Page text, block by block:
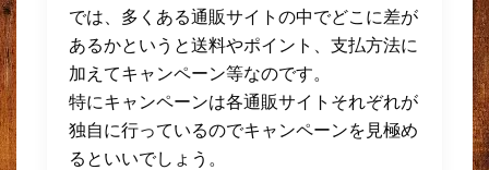
では、多くある通販サイトの中でどこに差が
あるかというと送料やポイント、支払方法に
加えてキャンペーン等なのです。
特にキャンペーンは各通販サイトそれぞれが
独自に行っているのでキャンペーンを見極め
るといいでしょう。